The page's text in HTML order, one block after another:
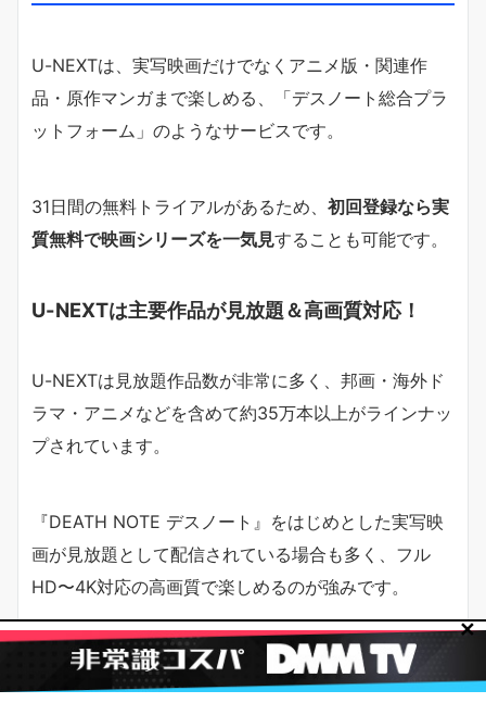
U-NEXTは、実写映画だけでなくアニメ版・関連作
品・原作マンガまで楽しめる、「デスノート総合プラ
ットフォーム」のようなサービスです。
31日間の無料トライアルがあるため、 初回登録なら実
質無料で映画シリーズを一気見することも可能です。
U-NEXTは主要作品が見放題＆高画質対応！
U-NEXTは見放題作品数が非常に多く、邦画・海外ド
ラマ・アニメなどを含めて約35万本以上がラインナッ
プされています。
『DEATH NOTE デスノート』をはじめとした実写映
画が見放題として配信されている場合も多く、フル
HD〜4K対応の高画質で楽しめるのが強みです。
パソコン・スマホ・タブレット・テレビと、視聴デバ
イスも豊富なので、自宅でも外出先でも快適に視聴で
✕